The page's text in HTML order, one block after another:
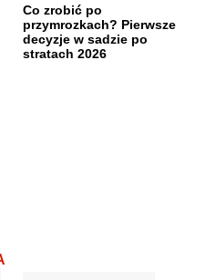
Co zrobić po
przymrozkach? Pierwsze
decyzje w sadzie po
stratach 2026